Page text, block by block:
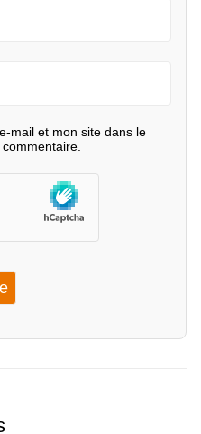
mail et mon site dans le